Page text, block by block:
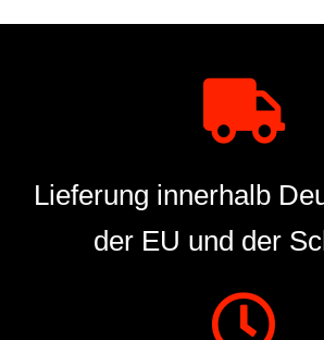
Lieferung innerhalb
der EU und der